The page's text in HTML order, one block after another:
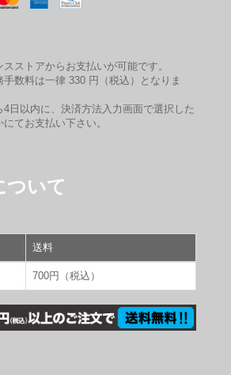
ストアからお支払いが可能です。
手数料は一律 330 円（税込）となりま
4日以内に、決済方法入力画面で選択した
てお支払い下さい。
ついて
送料
700円（税込）